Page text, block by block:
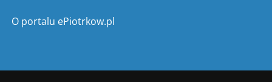
O portalu ePiotrkow.pl